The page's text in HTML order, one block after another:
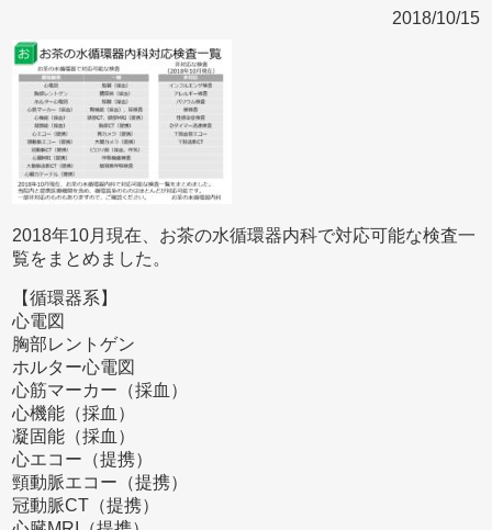
2018/10/15
2018年10月現在、お茶の水循環器内科で対応可能な検査一
覧をまとめました。
【循環器系】
心電図
胸部レントゲン
ホルター心電図
心筋マーカー（採血）
心機能（採血）
凝固能（採血）
心エコー（提携）
頸動脈エコー（提携）
冠動脈CT（提携）